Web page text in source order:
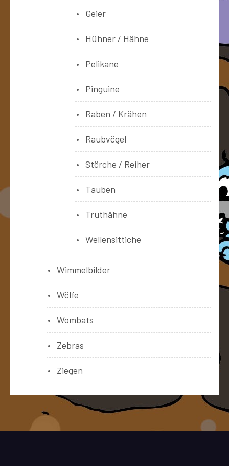
Geier
Hühner / Hähne
Pelikane
Pinguine
Raben / Krähen
Raubvögel
Störche / Reiher
Tauben
Truthähne
Wellensittiche
Wimmelbilder
Wölfe
Wombats
Zebras
Ziegen